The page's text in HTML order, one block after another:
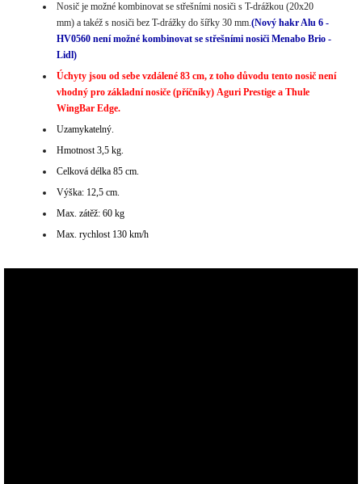
Nosič je možné kombinovat se střešními nosiči s T-drážkou (20x20
mm) a takéž s nosiči bez T-drážky do šířky 30 mm.(Nový hakr Alu 6 -
HV0560 není možné kombinovat se střešními nosiči Menabo Brio -
Lidl)
Úchyty jsou od sebe vzdálené 83 cm, z toho důvodu tento nosič není
vhodný pro základní nosiče (příčníky) Aguri Prestige a Thule
WingBar Edge.
Uzamykatelný.
Hmotnost 3,5 kg.
Celková délka 85 cm.
Výška: 12,5 cm.
Max. zátěž: 60 kg
Max. rychlost 130 km/h